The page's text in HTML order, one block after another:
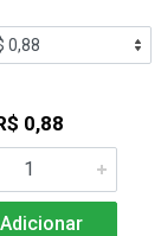
0,88